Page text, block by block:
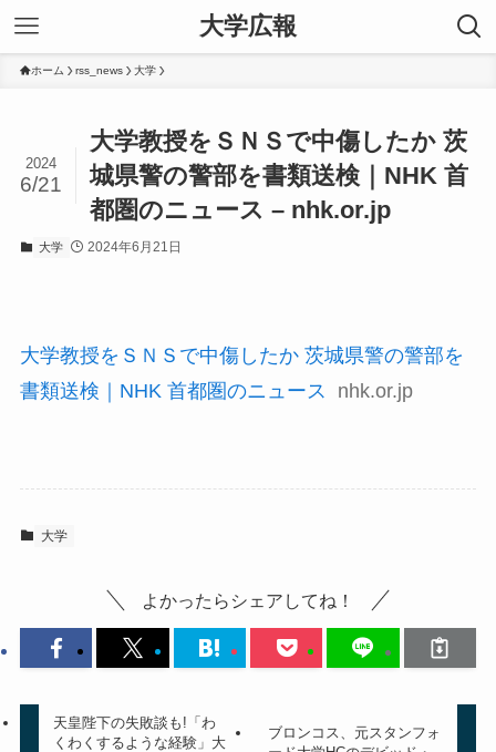
大学広報
ホーム rss_news 大学
大学教授をＳＮＳで中傷したか 茨
城県警の警部を書類送検｜NHK 首
都圏のニュース – nhk.or.jp
2024
6/21
大学 2024年6月21日
大学教授をＳＮＳで中傷したか 茨城県警の警部を
書類送検｜NHK 首都圏のニュース
nhk.or.jp
大学
よかったらシェアしてね！
天皇陛下の失敗談も!「わ
くわくするような経験」大
ブロンコス、元スタンフォ